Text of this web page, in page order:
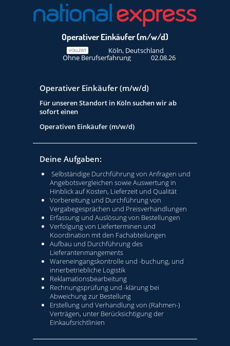
Operativer Einkäufer (m/w/d)
VOLLZEIT Köln, Deutschland
Ohne Berufserfahrung 02.08.26
Operativer Einkäufer (m/w/d)
Für unseren Standort in Köln suchen wir ab
sofort einen
Operativen Einkäufer (m/w/d)
Deine Aufgaben:
Selbständige Durchführung von Anfragen und
Angebotsvergleichen sowie Auswertung in
Hinblick auf Kosten, Lieferzeit und Qualität
Vorbereitung und Durchführung von
Vergabegesprächen und Preisverhandlungen
Erfassung und Auslösung von Bestellungen
Verfolgung von Lieferterminen und
Koordination mit den Fachabteilungen
Aufbau und Durchführung des
Lieferantenmangements
Wareneingangskontrolle und -buchung, und
innerbetriebliche Logistik
Reklamationsbearbeitung
Rechnungsprüfung und -klärung bei
Abweichung zur Bestellung
Erstellung und Verhandlung von (Rahmen-)
Verträgen, unter Berücksichtigung der
Einkaufsrichtlinien